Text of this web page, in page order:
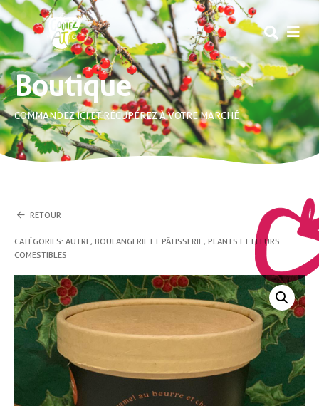
Boutique
COMMANDEZ ICI ET RÉCUPÉREZ À VOTRE MARCHÉ
RETOUR
CATÉGORIES :AUTRE,BOULANGERIE ET PÂTISSERIE, PLANTS ET FLEURS
COMESTIBLES